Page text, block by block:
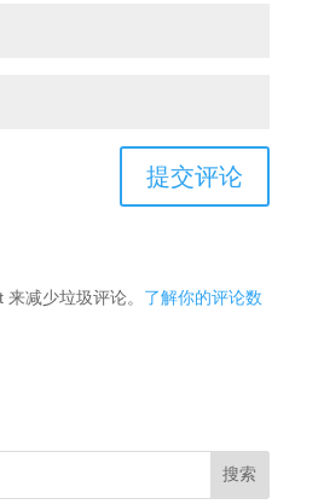
减少垃圾评论。 了解你的评论数